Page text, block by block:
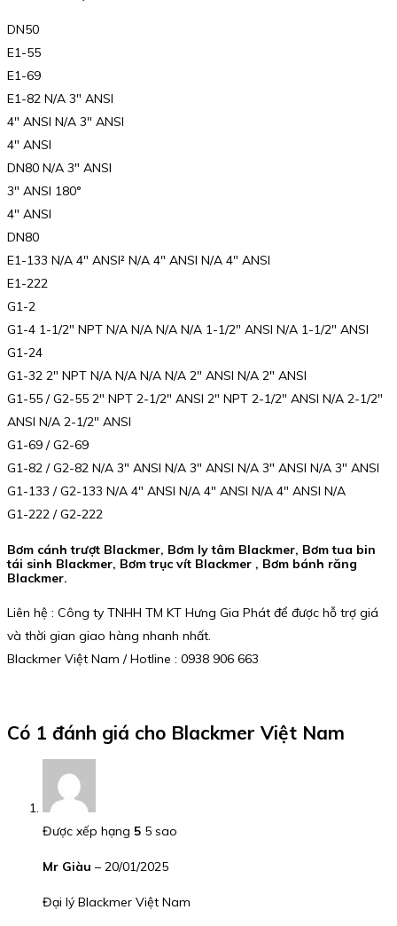
DN50
E1-55
E1-69
E1-82 N/A 3″ ANSI
4″ ANSI N/A 3″ ANSI
4″ ANSI
DN80 N/A 3″ ANSI
3″ ANSI 180°
4″ ANSI
DN80
E1-133 N/A 4″ ANSI² N/A 4″ ANSI N/A 4″ ANSI
E1-222
G1-2
G1-4 1-1/2″ NPT N/A N/A N/A N/A 1-1/2″ ANSI N/A 1-1/2″ ANSI
G1-24
G1-32 2″ NPT N/A N/A N/A N/A 2″ ANSI N/A 2″ ANSI
G1-55 / G2-55 2″ NPT 2-1/2″ ANSI 2″ NPT 2-1/2″ ANSI N/A 2-1/2″
ANSI N/A 2-1/2″ ANSI
G1-69 / G2-69
G1-82 / G2-82 N/A 3″ ANSI N/A 3″ ANSI N/A 3″ ANSI N/A 3″ ANSI
G1-133 / G2-133 N/A 4″ ANSI N/A 4″ ANSI N/A 4″ ANSI N/A
G1-222 / G2-222
Bơm cánh trượt Blackmer, Bơm ly tâm Blackmer, Bơm tua bin
tái sinh Blackmer, Bơm trục vít Blackmer , Bơm bánh răng
Blackmer.
Liên hệ : Công ty TNHH TM KT Hưng Gia Phát để được hỗ trợ giá
và thời gian giao hàng nhanh nhất.
Blackmer Việt Nam / Hotline : 0938 906 663
Có 1 đánh giá cho Blackmer Việt Nam
Được xếp hạng 5 5 sao
Mr Giàu – 20/01/2025
Đại lý Blackmer Việt Nam